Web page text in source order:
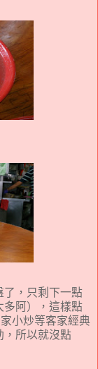
了，只剩下一點
多阿），這樣點
小炒等客家經典
，所以就沒點